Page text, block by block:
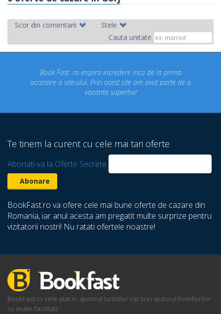
Scor din comentarii
Stele
Cauta unitate
inca de la prima
site am avut parte de o
Concediul nostru rezervat
un concediu de vis. Am
despre care nu stiam ca
Te tinem la curent cu cele mai tari oferte
Abonati-va la Oferte Secrete
BookFast.ro va ofere cele mai bune oferte de cazare din
Romania, iar anul acesta am pregatit multe surprize pentru
vizitatorii nostri! Nu ratati ofertele noastre!
BookFast.ro vine atat in ajutorul turistilor cat si in ajutorul hotelierilor
cu multe facilitati: